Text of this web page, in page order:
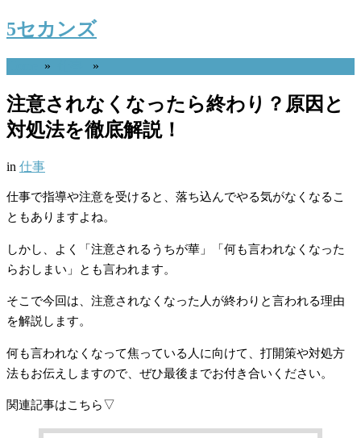
5セカンズ
» »
注意されなくなったら終わり？原因と
対処法を徹底解説！
in 仕事
仕事で指導や注意を受けると、落ち込んでやる気がなくなるこ
ともありますよね。
しかし、よく「注意されるうちが華」「何も言われなくなった
らおしまい」とも言われます。
そこで今回は、注意されなくなった人が終わりと言われる理由
を解説します。
何も言われなくなって焦っている人に向けて、打開策や対処方
法もお伝えしますので、ぜひ最後までお付き合いください。
関連記事はこちら▽